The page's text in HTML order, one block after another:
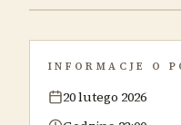
INFORMACJE O
20 lutego 2026